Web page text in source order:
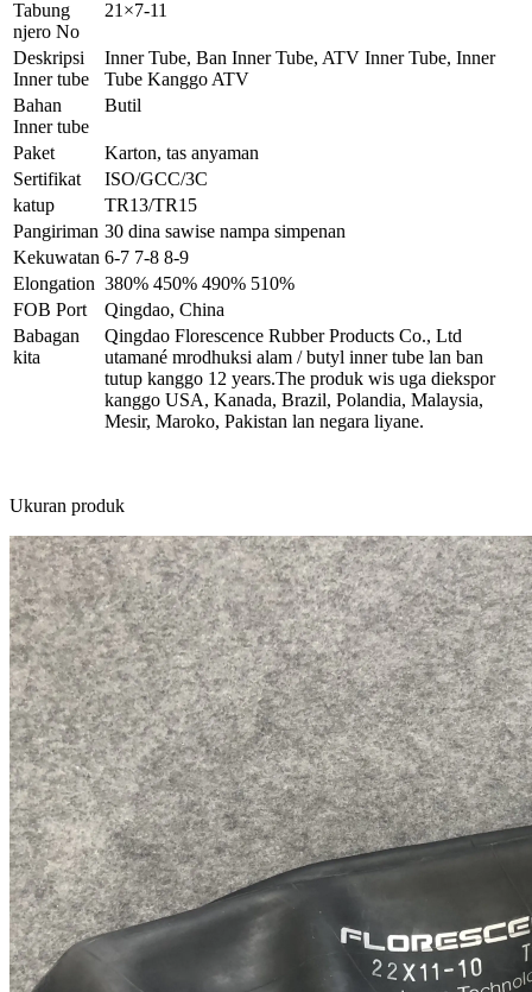
Tabung
njero No
21×7-11
Deskripsi
Inner tube
Inner Tube, Ban Inner Tube, ATV Inner Tube, Inner
Tube Kanggo ATV
Bahan
Inner tube
Butil
Paket
Karton, tas anyaman
Sertifikat
ISO/GCC/3C
katup
TR13/TR15
Pangiriman 30 dina sawise nampa simpenan
Kekuwatan 6-7 7-8 8-9
Elongation 380% 450% 490% 510%
FOB Port
Qingdao, China
Babagan
kita
Qingdao Florescence Rubber Products Co., Ltd
utamané mrodhuksi alam / butyl inner tube lan ban
tutup kanggo 12 years.The produk wis uga diekspor
kanggo USA, Kanada, Brazil, Polandia, Malaysia,
Mesir, Maroko, Pakistan lan negara liyane.
Ukuran produk